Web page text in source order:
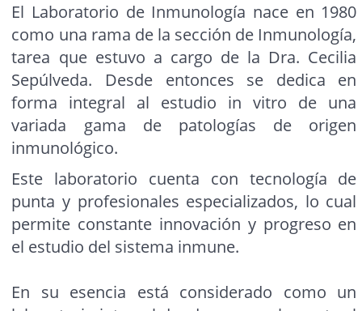
El Laboratorio de Inmunología nace en 1980
como una rama de la sección de Inmunología,
tarea que estuvo a cargo de la Dra. Cecilia
Sepúlveda. Desde entonces se dedica en
forma integral al estudio in vitro de una
variada gama de patologías de origen
inmunológico.
Este laboratorio cuenta con tecnología de
punta y profesionales especializados, lo cual
permite constante innovación y progreso en
el estudio del sistema inmune.
En su esencia está considerado como un